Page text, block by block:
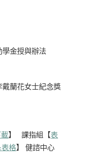
學金授與辦法
戴蘭花女士紀念獎
】 課指組【表
格】 健諮中心